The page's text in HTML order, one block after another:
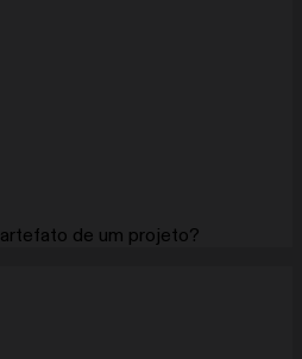
de um projeto?